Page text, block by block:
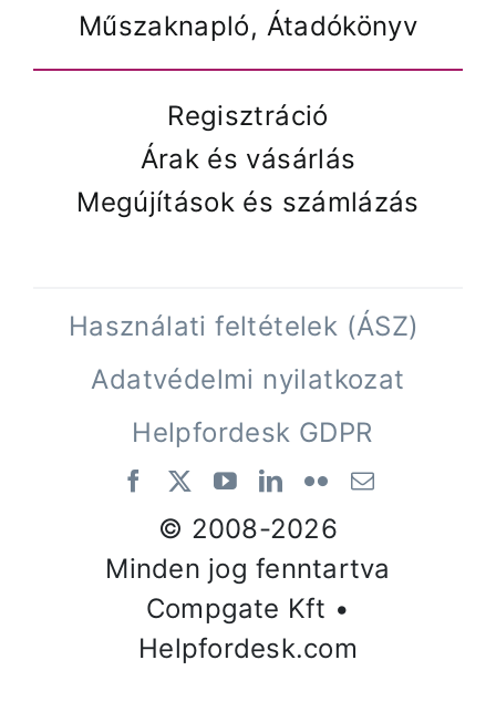
Műszaknapló, Átadókönyv
Regisztráció
Árak és vásárlás
Megújítások és számlázás
Használati feltételek (ÁSZ)
Adatvédelmi nyilatkozat
Helpfordesk GDPR
© 2008-2026
Minden jog fenntartva
Compgate Kft •
Helpfordesk.com